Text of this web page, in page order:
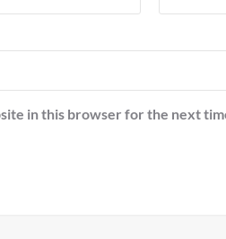
in this browser for the next